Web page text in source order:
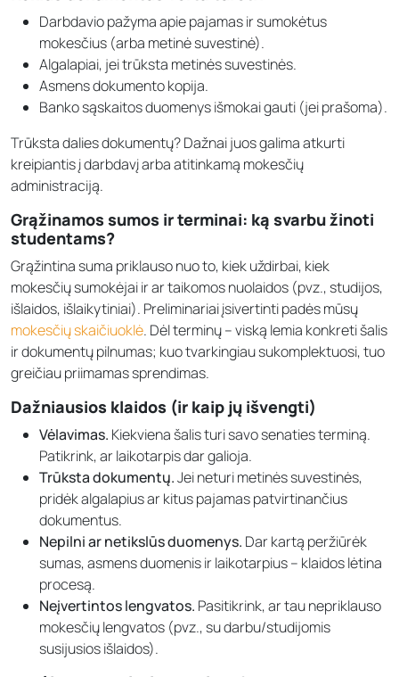
Darbdavio pažyma apie pajamas ir sumokėtus
mokesčius (arba metinė suvestinė).
Algalapiai, jei trūksta metinės suvestinės.
Asmens dokumento kopija.
Banko sąskaitos duomenys išmokai gauti (jei prašoma).
Trūksta dalies dokumentų? Dažnai juos galima atkurti
kreipiantis į darbdavį arba atitinkamą mokesčių
administraciją.
Grąžinamos sumos ir terminai: ką svarbu žinoti
studentams?
Grąžintina suma priklauso nuo to, kiek uždirbai, kiek
mokesčių sumokėjai ir ar taikomos nuolaidos (pvz., studijos,
išlaidos, išlaikytiniai). Preliminariai įsivertinti padės mūsų
mokesčių skaičiuoklė. Dėl terminų – viską lemia konkreti šalis
ir dokumentų pilnumas; kuo tvarkingiau sukomplektuosi, tuo
greičiau priimamas sprendimas.
Dažniausios klaidos (ir kaip jų išvengti)
Vėlavimas. Kiekviena šalis turi savo senaties terminą.
Patikrink, ar laikotarpis dar galioja.
Trūksta dokumentų.Jei neturi metinės suvestinės,
pridėk algalapius ar kitus pajamas patvirtinančius
dokumentus.
Nepilni ar netikslūs duomenys. Dar kartą peržiūrėk
sumas, asmens duomenis ir laikotarpius – klaidos lėtina
procesą.
Neįvertintos lengvatos. Pasitikrink, ar tau nepriklauso
mokesčių lengvatos (pvz., su darbu/studijomis
susijusios išlaidos).